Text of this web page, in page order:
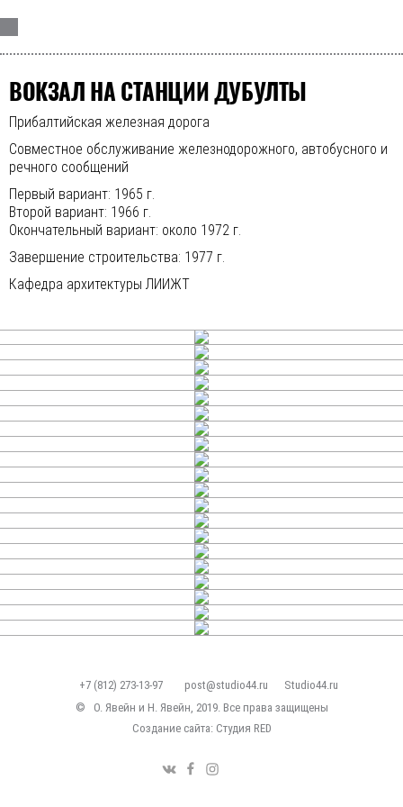
ВОКЗАЛ НА СТАНЦИИ ДУБУЛТЫ
Прибалтийская железная дорога
Совместное обслуживание железнодорожного, автобусного и
речного сообщений
Первый вариант: 1965 г.
Второй вариант: 1966 г.
Окончательный вариант: около 1972 г.
Завершение строительства: 1977 г.
Кафедра архитектуры ЛИИЖТ
+7 (812) 273-13-97 post@studio44.ru
Studio44.ru
©
О. Явейн и Н. Явейн, 2019. Все права защищены
Создание сайта: Студия RED